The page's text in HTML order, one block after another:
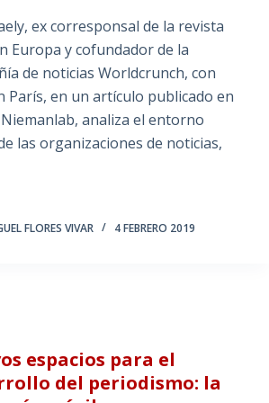
ex corresponsal de la revista
Europa y cofundador de la
de noticias Worldcrunch, con
París, en un artículo publicado en
analiza el entorno
las organizaciones de noticias,
FLORES VIVAR 4 FEBRERO 2019
espacios para el
del periodismo: la